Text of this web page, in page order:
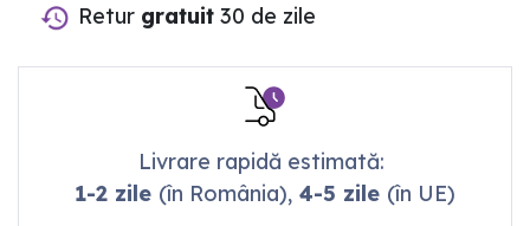
Retur gratuit 30 de zile
Livrare rapidă estimată:
1-2 zile (în România),4-5 zile (în UE)